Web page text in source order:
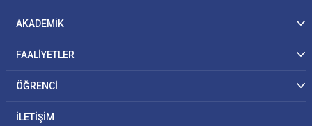
AKADEMİK
FAALİYETLER
ÖĞRENCİ
İLETİŞİM